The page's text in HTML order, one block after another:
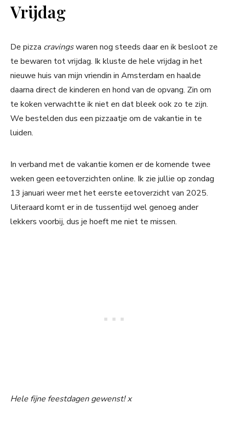
Vrijdag
De pizza cravingswaren nog steeds daar en ik besloot ze
te bewaren tot vrijdag. Ik kluste de hele vrijdag in het
nieuwe huis van mijn vriendin in Amsterdam en haalde
daarna direct de kinderen en hond van de opvang. Zin om
te koken verwachtte ik niet en dat bleek ook zo te zijn.
We bestelden dus een pizzaatje om de vakantie in te
luiden.
In verband met de vakantie komen er de komende twee
weken geen eetoverzichten online. Ik zie jullie op zondag
13 januari weer met het eerste eetoverzicht van 2025.
Uiteraard komt er in de tussentijd wel genoeg ander
lekkers voorbij, dus je hoeft me niet te missen.
Hele fijne feestdagen gewenst! x